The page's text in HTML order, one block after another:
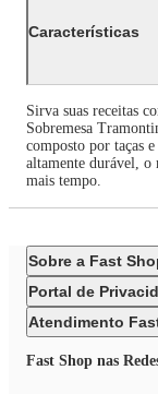
Características
Sirva suas receitas
Sobremesa
composto por taças
altamente durável,
mais tempo.
Sobre a Fast
Portal de
Atendimento
Fast Shop nas